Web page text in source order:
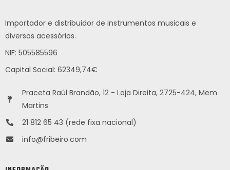
Importador e distribuidor de instrumentos musicais e
diversos acessórios.
NIF: 505585596
Capital Social: 62349,74€
Praceta Raúl Brandão, 12 - Loja Direita, 2725-424, Mem
Martins
21 812 65 43 (rede fixa nacional)
info@fribeiro.com